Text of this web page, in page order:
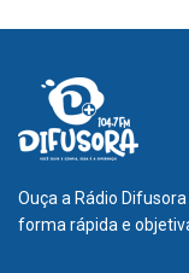
Ouça a Rádio
forma rápida e